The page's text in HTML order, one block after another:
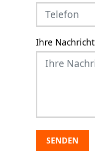
Ihre Nachricht
SENDEN